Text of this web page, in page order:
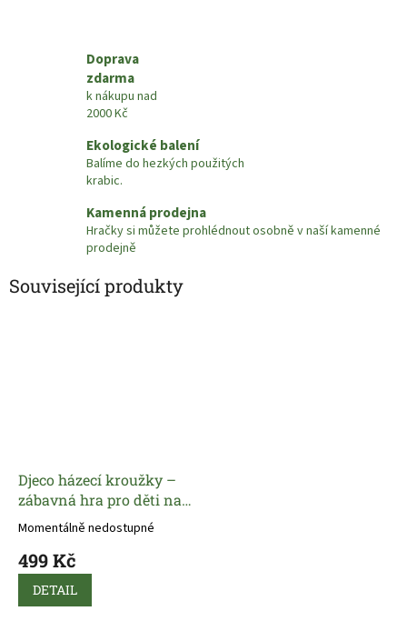
Doprava
zdarma
k nákupu nad
2000 Kč
Ekologické balení
Balíme do hezkých použitých
krabic.
Kamenná prodejna
Hračky si můžete prohlédnout osobně v naší kamenné
prodejně
Související produkty
Djeco házecí kroužky –
zábavná hra pro děti na
doma i ven
Momentálně nedostupné
499 Kč
DETAIL